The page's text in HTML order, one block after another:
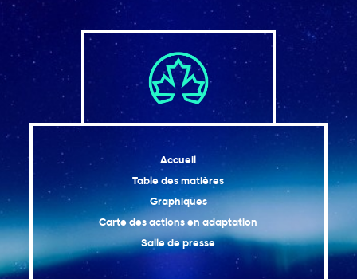
Accueil
Table des matières
Graphiques
Carte des actions en adaptation
Salle de presse